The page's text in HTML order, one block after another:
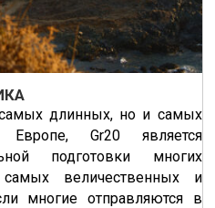
длинных, но и самых
Gr20 является
подготовки многих
величественных и
многие отправляются в